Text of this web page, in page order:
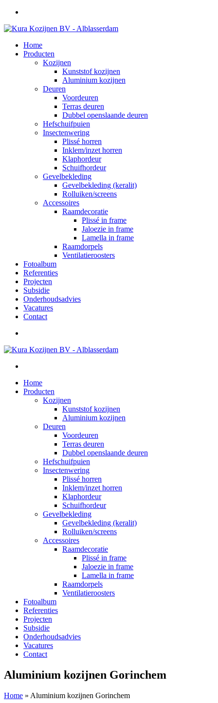
Home
Producten
Kozijnen
Kunststof kozijnen
Aluminium kozijnen
Deuren
Voordeuren
Terras deuren
Dubbel openslaande deuren
Hefschuifpuien
Insectenwering
Plissé horren
Inklem/inzet horren
Klaphordeur
Schuifhordeur
Gevelbekleding
Gevelbekleding (keralit)
Rolluiken/screens
Accessoires
Raamdecoratie
Plissé in frame
Jaloezie in frame
Lamella in frame
Raamdorpels
Ventilatieroosters
Fotoalbum
Referenties
Projecten
Subsidie
Onderhoudsadvies
Vacatures
Contact
Home
Producten
Kozijnen
Kunststof kozijnen
Aluminium kozijnen
Deuren
Voordeuren
Terras deuren
Dubbel openslaande deuren
Hefschuifpuien
Insectenwering
Plissé horren
Inklem/inzet horren
Klaphordeur
Schuifhordeur
Gevelbekleding
Gevelbekleding (keralit)
Rolluiken/screens
Accessoires
Raamdecoratie
Plissé in frame
Jaloezie in frame
Lamella in frame
Raamdorpels
Ventilatieroosters
Fotoalbum
Referenties
Projecten
Subsidie
Onderhoudsadvies
Vacatures
Contact
Aluminium kozijnen Gorinchem
Home » Aluminium kozijnen Gorinchem